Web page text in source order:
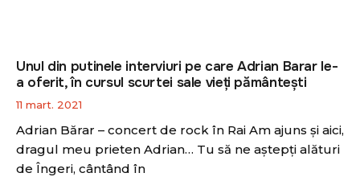
Unul din putinele interviuri pe care Adrian Barar le-
a oferit, în cursul scurtei sale vieți pământești
11 mart. 2021
Adrian Bărar – concert de rock în Rai Am ajuns şi aici,
dragul meu prieten Adrian… Tu să ne aştepţi alături
de Îngeri, cântând în